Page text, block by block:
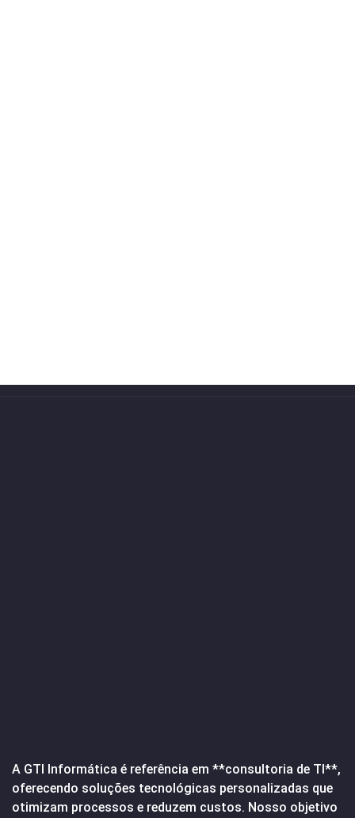
A GTI Informática é referência em **consultoria de TI**,
oferecendo soluções tecnológicas personalizadas que
otimizam processos e reduzem custos. Nosso objetivo